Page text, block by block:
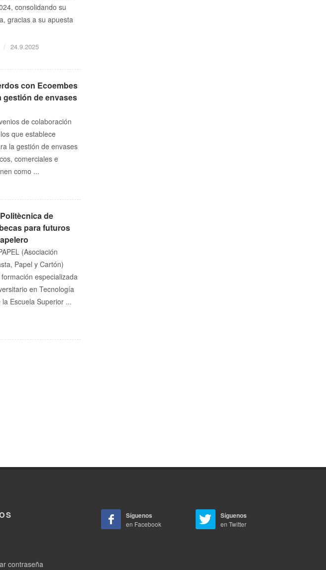
consolidando su
gracias a su apuesta
24.9.2025
con Ecoembes
gestión de envases
de colaboración
que establece
la gestión de envases
comerciales e
como ...
de
para futuros
(Asociación
Papel y Cartón)
especializada
en Tecnología
Escuela Superior ...
contraseña
Síguenos
en Facebook
Síguenos
en Twitter